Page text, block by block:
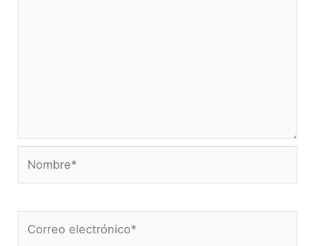
electrónico*